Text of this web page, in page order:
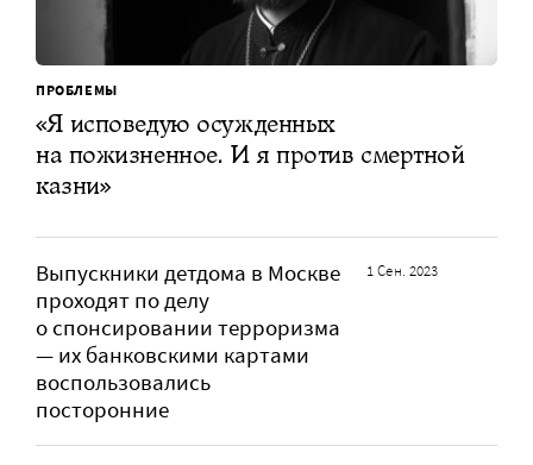
ПРОБЛЕМЫ
«Я исповедую осужденных
на пожизненное. И я против смертной
казни»
Выпускники детдома в Москве
проходят по делу
о спонсировании терроризма
— их банковскими картами
воспользовались
посторонние
1 Сен. 2023